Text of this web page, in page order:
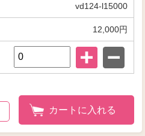
vd124-l15000
12,000円
カートに入れる